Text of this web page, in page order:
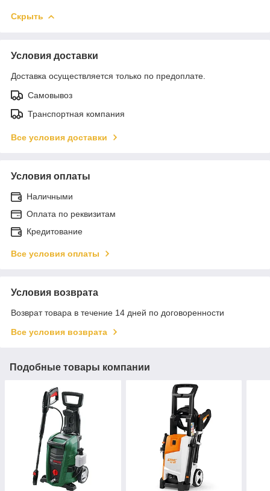
Скрыть
Условия доставки
Доставка осуществляется только по предоплате.
Самовывоз
Транспортная компания
Все условия доставки
Условия оплаты
Наличными
Оплата по реквизитам
Кредитование
Все условия оплаты
Условия возврата
Возврат товара в течение 14 дней по договоренности
Все условия возврата
Подобные товары компании